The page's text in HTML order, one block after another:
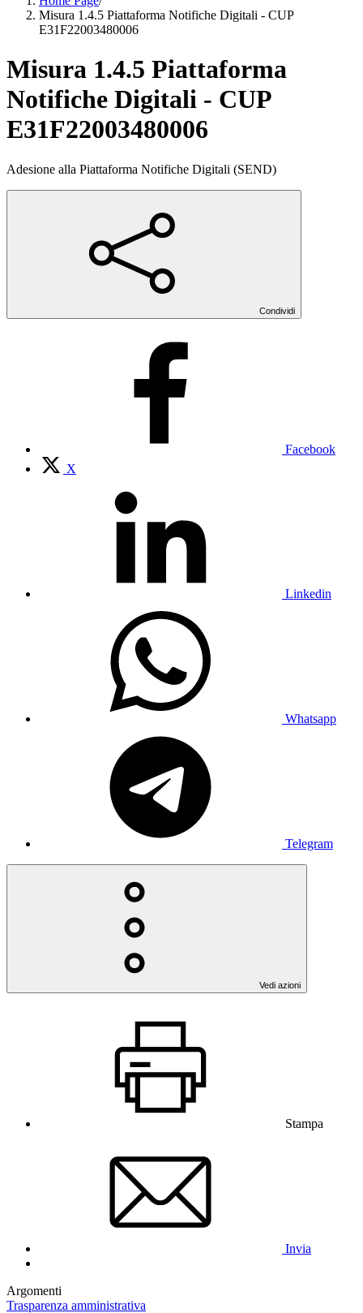
Misura 1.4.5 Piattaforma Notifiche Digitali - CUP
E31F22003480006
Misura 1.4.5 Piattaforma
Notifiche Digitali - CUP
E31F22003480006
Adesione alla Piattaforma Notifiche Digitali (SEND)
Condividi
Facebook
X
Linkedin
Whatsapp
Telegram
Vedi azioni
Stampa
Invia
Argomenti
Trasparenza amministrativa